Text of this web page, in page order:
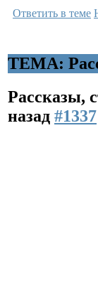
Ответить в теме
ТЕМА:
Рассказы,
назад #1337